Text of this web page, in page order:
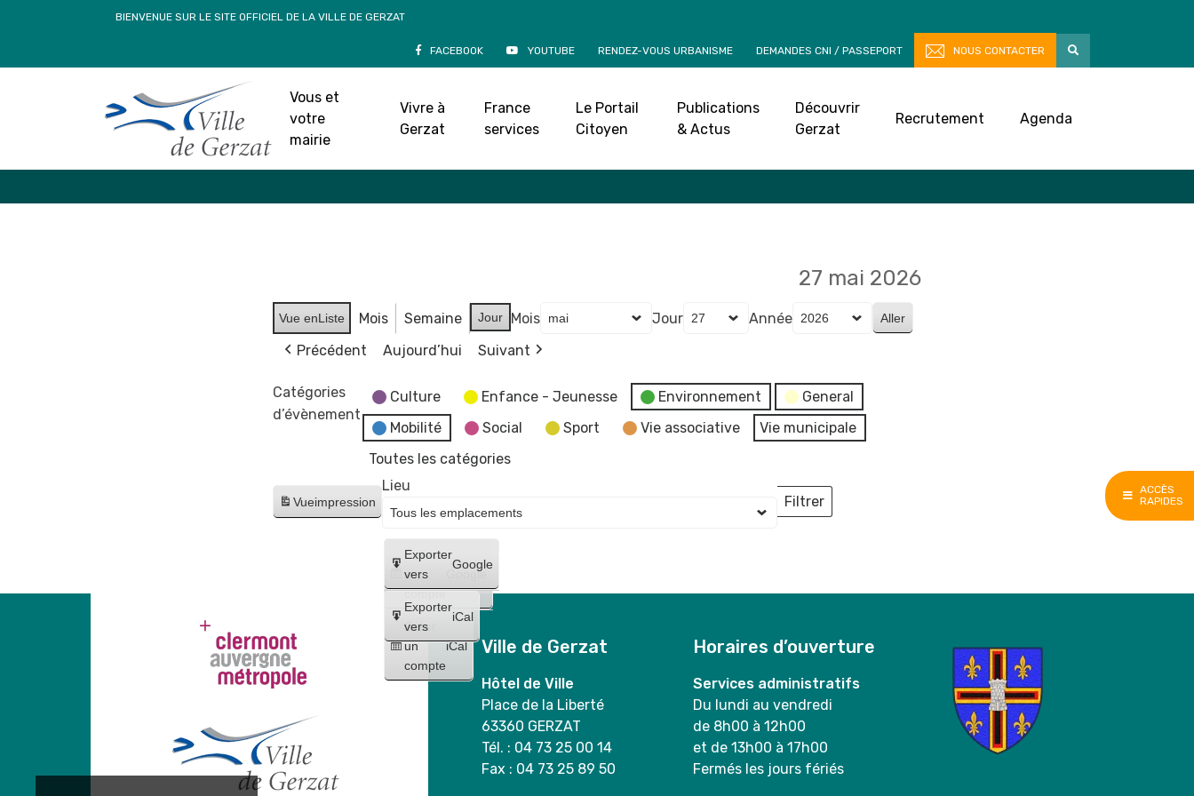
ACCÈS
RAPIDES
BIENVENUE SUR LE SITE OFFICIEL DE LA VILLE DE GERZAT
FACEBOOK YOUTUBE RENDEZ-VOUS URBANISME DEMANDES CNI / PASSEPORT NOUS CONTACTER
Vous et
votre
mairie
Vivre à
Gerzat
France
services
Le Portail
Citoyen
Publications
& Actus
Découvrir
Gerzat
Recrutement Agenda
Accueil»Agenda
27 mai 2026
Vue enListe Mois Semaine Jour Mois Jour
Année
Précédent
Aujourd’hui Suivant
Catégories
d’évènement
Culture Enfance - Jeunesse Environnement
General
Mobilité
Social Sport Vie associative
Vie municipale
Toutes les catégories
Vueimpression
Créer
un
compte
Google
Créer
un
compte
iCal
Exporter
vers
Google
Exporter
vers
iCal
Lieu
Filtrer
Lieux
Ville de Gerzat
Hôtel de Ville
Place de la Liberté
63360 GERZAT
Tél. : 04 73 25 00 14
Fax : 04 73 25 89 50
Horaires d’ouverture
Services administratifs
Du lundi au vendredi
de 8h00 à 12h00
et de 13h00 à 17h00
Fermés les jours fériés